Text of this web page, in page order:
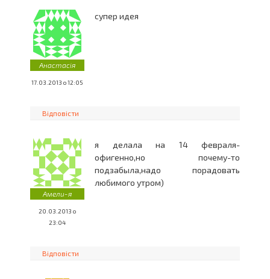
Анастасія
17.03.2013 о 12:05
cупер идея
Відповісти
Амели-я
20.03.2013 о
23:04
я делала на 14 февраля-
офигенно,но почему-то
подзабыла,надо порадовать
любимого утром)
Відповісти